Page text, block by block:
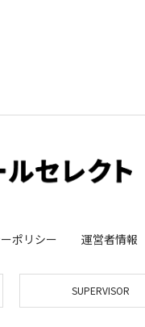
ポリシー 運営者情報
SUPERVISOR